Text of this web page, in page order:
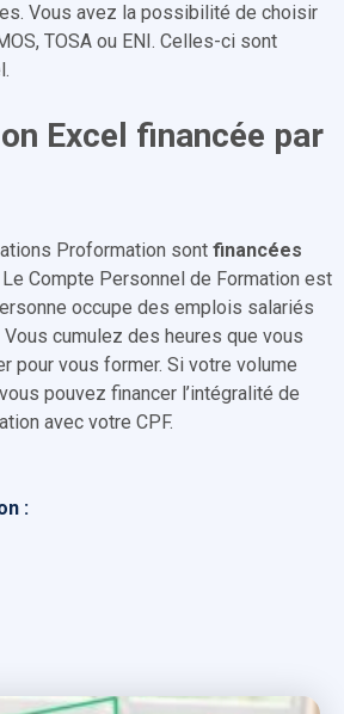
Vous avez la possibilité de choisir
TOSA ou ENI. Celles-ci sont
Excel financée par
Proformation sont financées
Le Compte Personnel de Formation est
occupe des emplois salariés
Vous cumulez des heures que vous
pour vous former. Si votre volume
pouvez financer l’intégralité de
avec votre CPF.
: